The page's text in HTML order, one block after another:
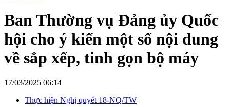
Ban Thường vụ Đảng ủy Quốc
hội cho ý kiến một số nội dung
về sắp xếp, tinh gọn bộ máy
17/03/2025 06:14
Thực hiện Nghị quyết 18-NQ/TW